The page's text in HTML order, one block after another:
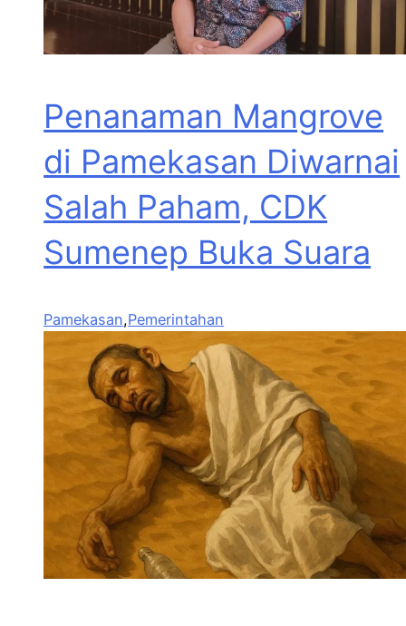
Penanaman Mangrove
di Pamekasan Diwarnai
Salah Paham, CDK
Sumenep Buka Suara
Pamekasan,Pemerintahan